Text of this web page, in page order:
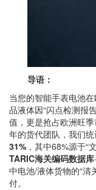
导语：
当您的智能手表电池
品液体因“闪点检测报
值，更是抢占欧洲旺
年的货代团队，我们统
31% ，其中68%源于“
TARIC海关编码数据库
中电池/液体货物的“清
付。